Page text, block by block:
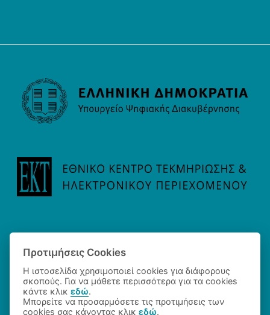
©2026 Εθνικό Κέντρο Τεκμηρίωσης και Ηλεκτρονικού
Προτιμήσεις Cookies
Η ιστοσελίδα χρησιμοποιεί cookies για διάφορους
σκοπούς. Για να μάθετε περισσότερα για τα cookies
κάντε κλικεδώ.
Μπορείτε να προσαρμόσετε τις προτιμήσεις των
cookies σας κάνοντας κλικεδώ.